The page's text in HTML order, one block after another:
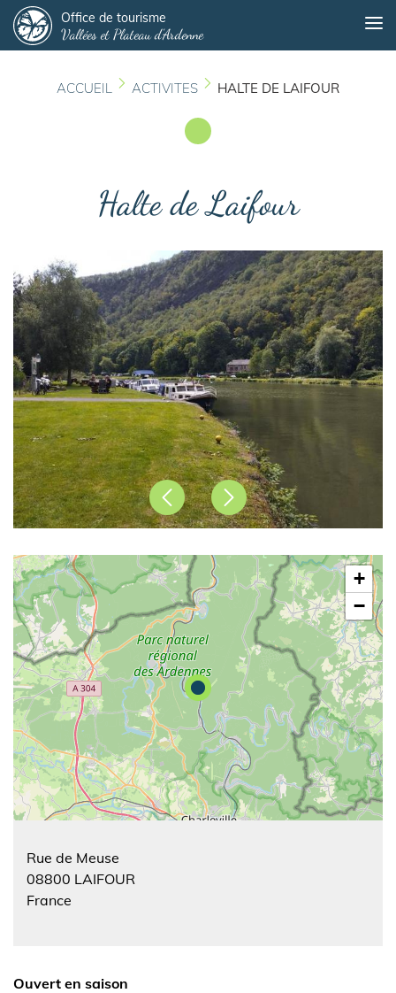
au
contenu
principal
Office de tourisme
Vallées et Plateau d'Ardenne
ACCUEIL ACTIVITES HALTE DE LAIFOUR
Halte de Laifour
PrécédentSuivant
+
−
Rue de Meuse
08800 LAIFOUR
France
Ouvert en saison
Panneau de gestion des cookies